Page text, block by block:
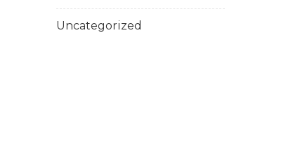
Uncategorized